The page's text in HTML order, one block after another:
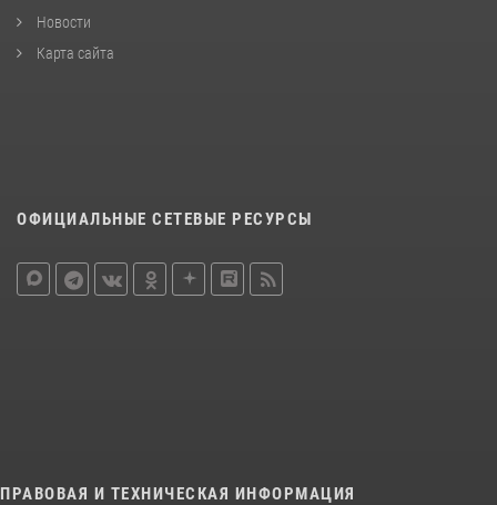
Новости
Карта сайта
ОФИЦИАЛЬНЫЕ СЕТЕВЫЕ РЕСУРСЫ
ПРАВОВАЯ И ТЕХНИЧЕСКАЯ ИНФОРМАЦИЯ